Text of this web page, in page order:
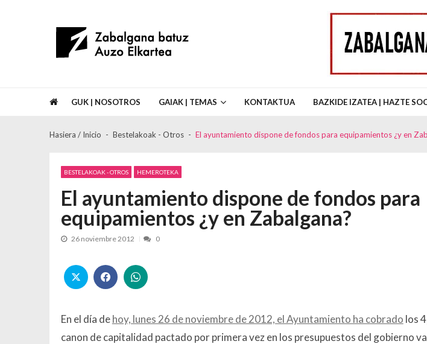
Asociación de Vecinos Zabalgana Batuz Auzo Elkartea
GUK | NOSOTROS GAIAK | TEMAS KONTAKTUA BAZKIDE IZATEA | HAZTE
Hasiera / Inicio Bestelakoak - Otros El ayuntamiento dispone de fondos para equipamientos ¿y en
BESTELAKOAK - OTROS HEMEROTEKA
El ayuntamiento dispone de fondos para
equipamientos ¿y en Zabalgana?
26 noviembre 2012 0
En el día dehoy, lunes 26 de noviembre de 2012, el Ayuntamiento ha cobrado los
canon de capitalidad pactado por primera vez en los presupuestos del gobierno